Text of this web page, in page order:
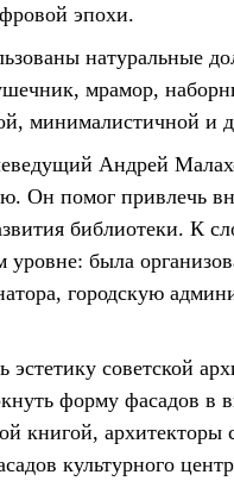
эпохи.
натуральные
мрамор,
минималистичной и
Андрей
Он помог привлечь
библиотеки. К
была
городскую
советской
форму фасадов в
книгой, архитекторы
культурного